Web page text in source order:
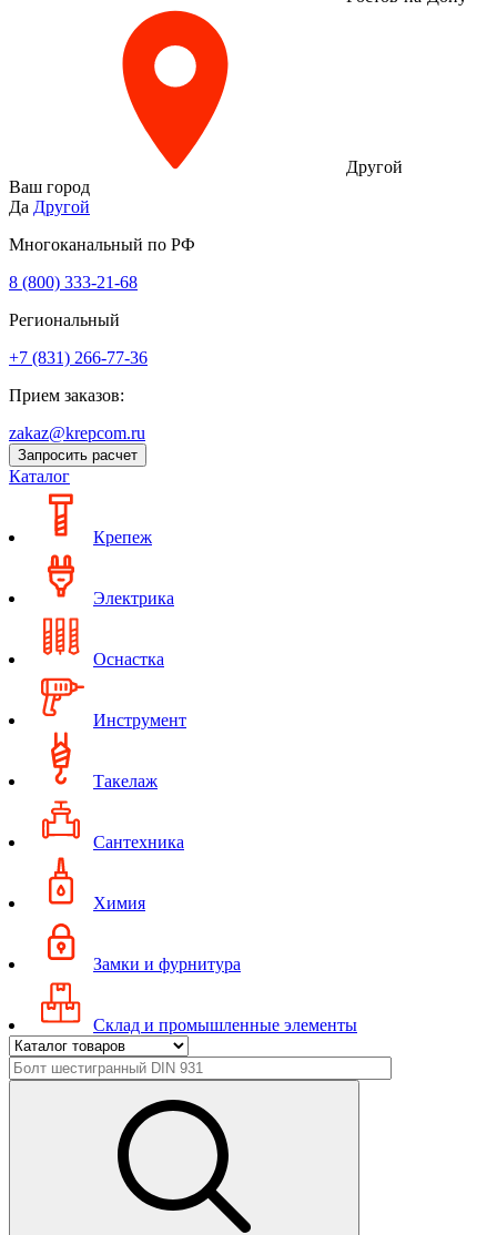
Другой
Ваш город
Да Другой
Многоканальный по РФ
8 (800) 333‑21-68
Региональный
+7 (831) 266-77-36
Прием заказов:
zakaz@krepcom.ru
Запросить расчет
Каталог
Крепеж
Электрика
Оснастка
Инструмент
Такелаж
Сантехника
Химия
Замки и фурнитура
Склад и промышленные элементы